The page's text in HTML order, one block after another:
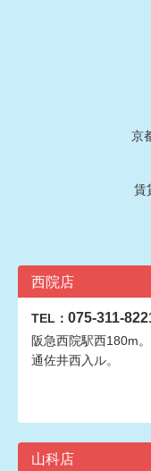
京
賃
西院店
TEL： 075-311-
阪急西院駅西180m
通佐井西入ル。
山科店